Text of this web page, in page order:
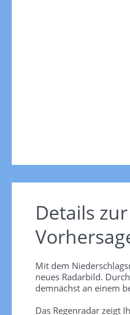
Details
Mit dem
neues Radarbild.
demnächst an einem
Das Regenradar zeigt